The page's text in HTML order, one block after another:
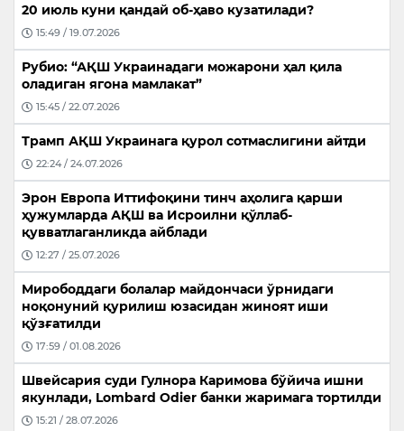
20 июль куни қандай об-ҳаво кузатилади?
15:49 / 19.07.2026
Рубио: “АҚШ Украинадаги можарони ҳал қила
оладиган ягона мамлакат”
15:45 / 22.07.2026
Трамп АҚШ Украинага қурол сотмаслигини айтди
22:24 / 24.07.2026
Эрон Европа Иттифоқини тинч аҳолига қарши
ҳужумларда АҚШ ва Исроилни қўллаб-
қувватлаганликда айблади
12:27 / 25.07.2026
Мирободдаги болалар майдончаси ўрнидаги
ноқонуний қурилиш юзасидан жиноят иши
қўзғатилди
17:59 / 01.08.2026
Швейсария суди Гулнора Каримова бўйича ишни
якунлади, Lombard Odier банки жаримага тортилди
15:21 / 28.07.2026